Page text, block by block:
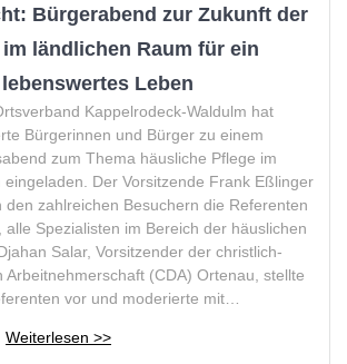
Bürgerabend zur Zukunft der
im ländlichen Raum für ein
lebenswertes Leben
Kappelrodeck-Waldulm hat
Bürgerinnen und Bürger zu einem
zum Thema häusliche Pflege im
eingeladen. Der Vorsitzende Frank Eßlinger
den zahlreichen Besuchern die Referenten
alle Spezialisten im Bereich der häuslichen
Salar, Vorsitzender der christlich-
Arbeitnehmerschaft (CDA) Ortenau, stellte
vor und moderierte mit…